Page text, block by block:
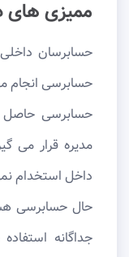
ممیزی های
حسابرسان
حسابرسی انجام
حسابرسی حاصل
مدیره قرار می
داخل استخدام
حال حسابرسی
جداگانه